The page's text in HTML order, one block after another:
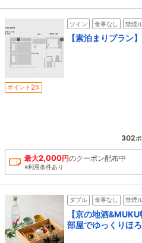
ツイン 食事なし 禁煙
【素泊まりプラン
ポイント 2%
302
最大2,000円のクーポン配布中
※利用条件あり
ダブル 食事なし 禁煙
【京の地酒
部屋でゆっくりほ